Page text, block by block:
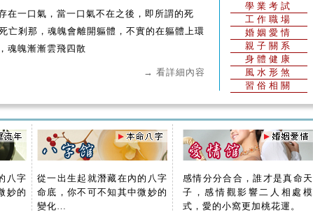
學業考試
工作職場
婚姻愛情
親子關系
身體健康
風水形煞
習俗相關
在一口氣，當一口氣不在之後，即所謂的死
亡剎那，魂魄會離開軀體，不實的在軀體上環
魂魄漸漸雲飛四散
→ 看詳細內容
感情分分合合，誰才是真命天
子，感情觀影響二人相處模
式，愛的小窩更加桃花運。
八字
妙的
從一出生起就潛藏在內的八字
命底，你不可不知其中微妙的
變化…